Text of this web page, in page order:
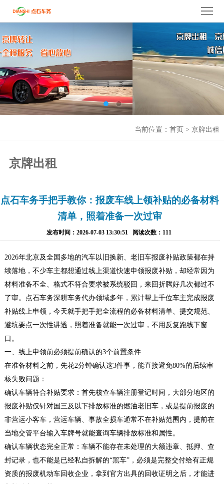
京牌出租,京牌租赁,
务
线
：
158-
0112-
7010
网
站
公
介
业
牌
租
租
赁
牌
过
户
京
牌
转
让
户
车
联
系
们
当前位置：首页 >京牌出租
京牌出租
点石车务手把手教你：报废车线上领补贴的必备材料
清单，照着准备一次过审
发布时间：2026-07-03 13:30:51 阅读次数：111
2026年北京及全国多地的汽车以旧换新、老旧车报废补贴政策都在持
续落地，不少车主都想通过线上渠道快速申领报废补贴，却经常因为
材料准备不全、格式不符合要求被系统驳回，来回折腾好几次都过不
了审。点石车务深耕车务代办领域多年，累计帮上千位车主完成报废
补贴线上申领，今天就手把手把全流程的必备材料清单、提交规范、
避坑要点一次性讲透，照着准备就能一次过审，不用反复跑线下窗
口。
一、线上申领前必须提前确认的3个前置条件
在准备材料之前，先花2分钟确认这3件事，能直接避免80%的后续审
核失败问题：
确认车辆符合补贴要求：首先核查车辆注册登记时间，大部分地区的
报废补贴仅针对国三及以下排放标准的燃油老旧车，或是提前报废的
非营运小客车，营运车辆、事故全损车通常不在补贴范围内，提前在
当地交管平台输入车牌号就能查询车辆排放标准和属性。
确认车辆状态完全正常：车辆不能存在未处理的大额违章、抵押、查
封记录，也不能是已经私自拆解的“黑车”，必须是完整交付给有正规
资质的报废机动车回收企业，拿到官方出具的回收证明之后，才能进